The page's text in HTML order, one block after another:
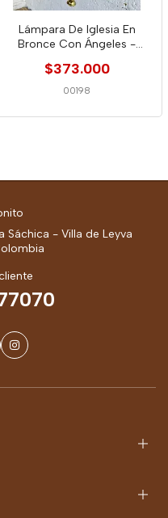
Lámpara De Iglesia En
Bronce Con Ángeles -
$373.000
00198
Sáchica - Villa de Leyva